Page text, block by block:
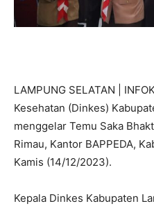
LAMPUNG SELATAN |
Kesehatan (Dinkes)
menggelar Temu Saka
Rimau, Kantor BAPPEDA,
Kamis (14/12/2023).
Kepala Dinkes Kabupaten